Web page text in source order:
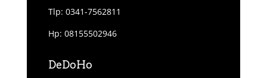
Tlp: 0341-7562811
Hp: 08155502946
DeDoHo